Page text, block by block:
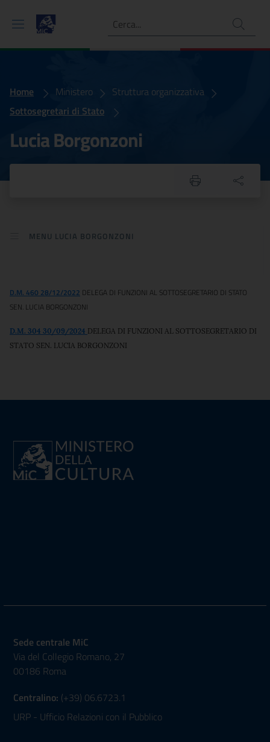
Ricerca
Home Ministero
Struttura organizzativa
Sottosegretari di Stato
Lucia Borgonzoni
Lucia Borgonzoni
MENU LUCIA BORGONZONI
D.M. 460 28/12/2022 DELEGA DI FUNZIONI AL SOTTOSEGRETARIO DI STATO
SEN. LUCIA BORGONZONI
D.M. 304 30/09/2024 DELEGA DI FUNZIONI AL SOTTOSEGRETARIO DI
STATO SEN. LUCIA BORGONZONI
Sede centrale MiC
Via del Collegio Romano, 27
00186 Roma
Centralino: (+39) 06.6723.1
URP - Ufficio Relazioni con il Pubblico